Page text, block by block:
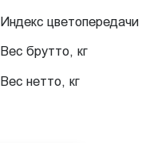
Индекс
Вес брутто, кг
Вес нетто, кг